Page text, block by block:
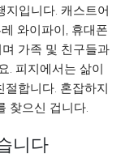
입니다. 캐스트어
와이파이, 휴대폰
가족 및 친구들과
. 피지에서는 삶이
합니다. 혼잡하지
찾으신 겁니다.
니다